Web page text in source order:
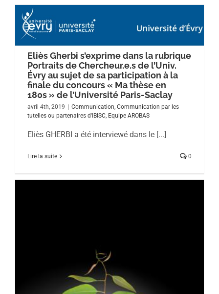
Eliès Gherbi s’exprime dans la rubrique
Portraits de Chercheur.e.s de l’Univ.
Évry au sujet de sa participation à la
finale du concours « Ma thèse en
180s » de l’Université Paris-Saclay
avril 4th, 2019 Communication, Communication par les
tutelles ou partenaires d'IBISC, Equipe AROBAS
Eliès GHERBI a été interviewé dans le [...]
Lire la suite 0